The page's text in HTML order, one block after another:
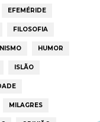
EFEMÉRIDE
FILOSOFIA
HUMOR
ISLÃO
MILAGRES